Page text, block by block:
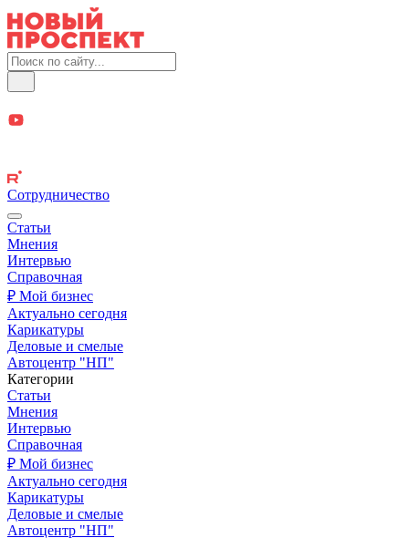
Сотрудничество
Статьи
Мнения
Интервью
Справочная
₽ Мой бизнес
Актуально сегодня
Карикатуры
Деловые и смелые
Автоцентр "НП"
Категории
Статьи
Мнения
Интервью
Справочная
₽ Мой бизнес
Актуально сегодня
Карикатуры
Деловые и смелые
Автоцентр "НП"